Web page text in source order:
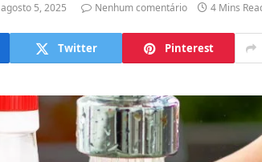
agosto 5, 2025 Nenhum comentário 4 Mins
Twitter Pinterest